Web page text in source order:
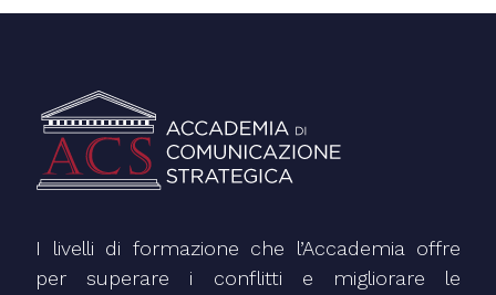
I livelli di formazione che l’Accademia offre
per superare i conflitti e migliorare le